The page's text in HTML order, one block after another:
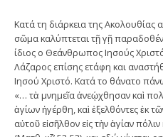
Κατά τη διάρκεια της Ακολουθίας
σῶμα καλύπτεται τῇ γῇ
ίδιος ο Θεάνθρωπος Ιησούς
Λάζαρος επίσης ετάφη και
Ιησού Χριστό. Κατά το θάνατο
«… τὰ μνημεῖα ἀνεῴχθησαν καὶ
ἁγίων ἠγέρθη, καὶ ἐξελθόντες ἐκ
αὐτοῦ εἰσῆλθον εἰς τὴν ἁγίαν